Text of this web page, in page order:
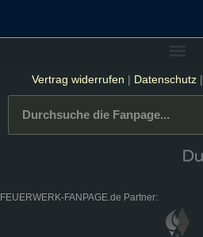
Vertrag widerrufen | Datenschutz|
FEUERWERK-FANPAGE.de Partner: